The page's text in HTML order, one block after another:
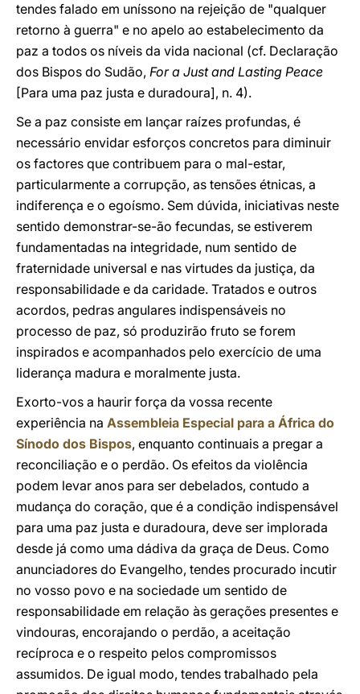
tendes falado em uníssono na rejeição de "qualquer
retorno à guerra" e no apelo ao estabelecimento da
paz a todos os níveis da vida nacional (cf. Declaração
dos Bispos do Sudão, For a Just and Lasting Peace
[Para uma paz justa e duradoura], n. 4).
Se a paz consiste em lançar raízes profundas, é
necessário envidar esforços concretos para diminuir
os factores que contribuem para o mal-estar,
particularmente a corrupção, as tensões étnicas, a
indiferença e o egoísmo. Sem dúvida, iniciativas neste
sentido demonstrar-se-ão fecundas, se estiverem
fundamentadas na integridade, num sentido de
fraternidade universal e nas virtudes da justiça, da
responsabilidade e da caridade. Tratados e outros
acordos, pedras angulares indispensáveis no
processo de paz, só produzirão fruto se forem
inspirados e acompanhados pelo exercício de uma
liderança madura e moralmente justa.
Exorto-vos a haurir força da vossa recente
experiência na Assembleia Especial para a África do
Sínodo dos Bispos, enquanto continuais a pregar a
reconciliação e o perdão. Os efeitos da violência
podem levar anos para ser debelados, contudo a
mudança do coração, que é a condição indispensável
para uma paz justa e duradoura, deve ser implorada
desde já como uma dádiva da graça de Deus. Como
anunciadores do Evangelho, tendes procurado incutir
no vosso povo e na sociedade um sentido de
responsabilidade em relação às gerações presentes e
vindouras, encorajando o perdão, a aceitação
recíproca e o respeito pelos compromissos
assumidos. De igual modo, tendes trabalhado pela